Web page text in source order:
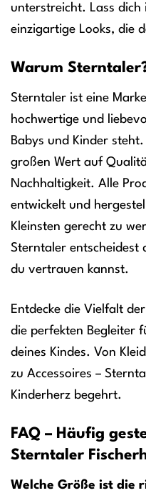
unterstreicht. Lass
einzigartige Looks, die
Warum
Sterntaler ist eine
hochwertige und
Babys und Kinder
großen Wert auf
Nachhaltigkeit. Alle
entwickelt und
Kleinsten gerecht zu
Sterntaler entscheidest
du vertrauen kannst.
Entdecke die Vielfalt
die perfekten Begleiter
deines Kindes. Von
zu Accessoires –
Kinderherz begehrt.
FAQ – Häufig
Sterntaler
Welche Größe ist die